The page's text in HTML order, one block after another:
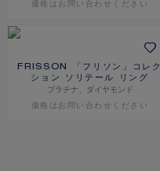
価格は​お問い合わせください
FRISSON 「フリソン」コレク
ション ソリテール リング
プラチナ、ダイヤモンド
価格は​お問い合わせください